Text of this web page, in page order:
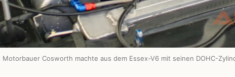
Motorbauer Cosworth machte aus dem Essex-V6 mit seinen DOHC-